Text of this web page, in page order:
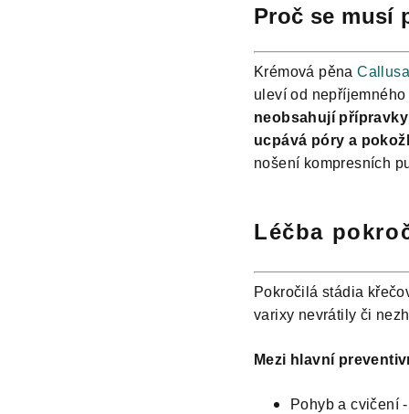
Proč se musí
Krémová pěna
uleví od
neobsahují
ucpává póry a
nošení kompresních
Léčba
Pokročilá stádia
varixy nevrátily či
Mezi hlavní
Pohyb a cvičení